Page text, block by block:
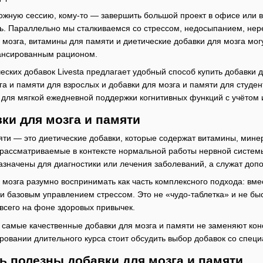
сессию, кому-то — завершить большой проект в офисе или
Параллельно мы сталкиваемся со стрессом, недосыпанием,
витамины для памяти и диетические добавки для мозга
рационом.
добавок Livesta предлагает удобный способ купить добавки
и памяти для взрослых и добавки для мозга и памяти для
мягкой ежедневной поддержки когнитивных функций с
для мозга и памяти
— это диетические добавки, которые содержат витамины,
в контексте нормальной работы нервной
для диагностики или лечения заболеваний, а служат
мозга разумно воспринимать как часть комплексного подхода:
базовым управлением стрессом. Это не «чудо-таблетка» и не
на фоне здоровых привычек.
качественные добавки для мозга и памяти не заменяют
длительного курса стоит обсудить выбор добавок со
полезны добавки для мозга и памяти